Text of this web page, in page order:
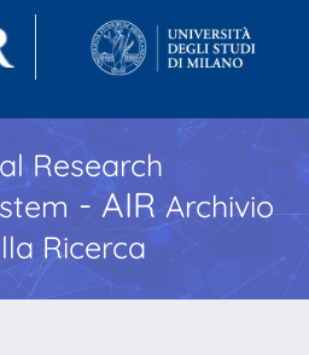
Research
- AIR Archivio
Ricerca